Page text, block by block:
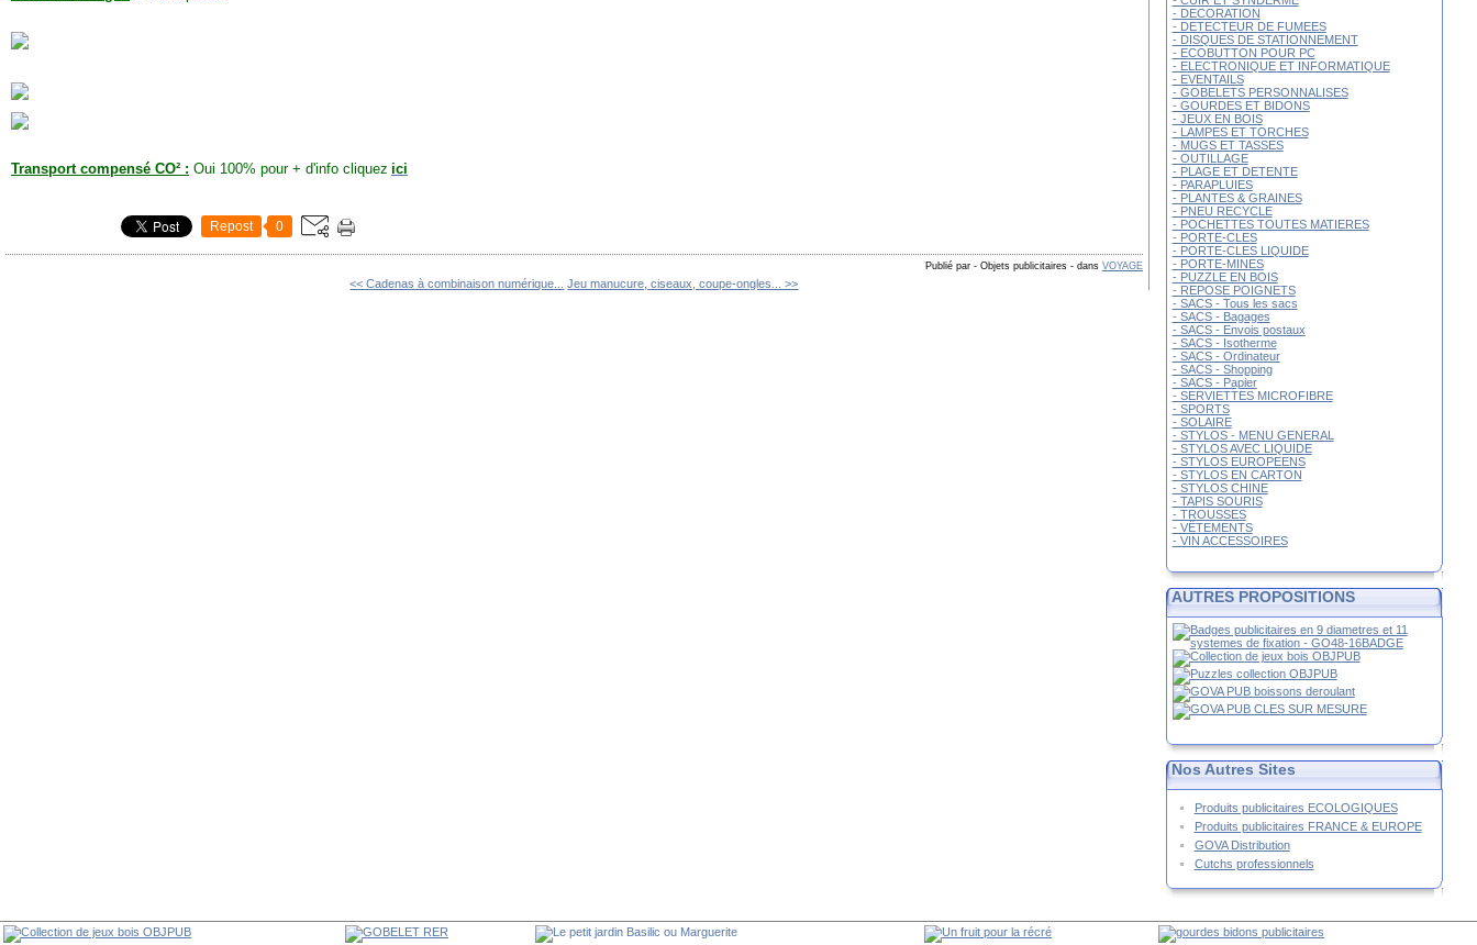
Transport compensé CO² : Oui 100% pour + d'info cliquez ici
Repost 0
Publié par - Objets publicitaires -dans VOYAGE
<< Cadenas à combinaison numérique... Jeu manucure, ciseaux, coupe-ongles... >>
- DECORATION
- DETECTEUR DE FUMEES
- DISQUES DE STATIONNEMENT
- ECOBUTTON POUR PC
- ELECTRONIQUE ET INFORMATIQUE
- EVENTAILS
- GOBELETS PERSONNALISES
- GOURDES ET BIDONS
- JEUX EN BOIS
- LAMPES ET TORCHES
- MUGS ET TASSES
- OUTILLAGE
- PLAGE ET DETENTE
- PARAPLUIES
- PLANTES & GRAINES
- PNEU RECYCLE
- POCHETTES TOUTES MATIERES
- PORTE-CLES
- PORTE-CLES LIQUIDE
- PORTE-MINES
- PUZZLE EN BOIS
- REPOSE POIGNETS
- SACS - Tous les sacs
- SACS - Bagages
- SACS - Envois postaux
- SACS - Isotherme
- SACS - Ordinateur
- SACS - Shopping
- SACS - Papier
- SERVIETTES MICROFIBRE
- SPORTS
- SOLAIRE
- STYLOS - MENU GENERAL
- STYLOS AVEC LIQUIDE
- STYLOS EUROPEENS
- STYLOS EN CARTON
- STYLOS CHINE
- TAPIS SOURIS
- TROUSSES
- VÊTEMENTS
- VIN ACCESSOIRES
AUTRES PROPOSITIONS
Nos Autres Sites
Produits publicitaires ECOLOGIQUES
Produits publicitaires FRANCE & EUROPE
GOVA Distribution
Cutchs professionnels